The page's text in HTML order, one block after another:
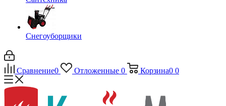
Снегоуборщики
Сравнение0 Отложенные 0 Корзина0 0